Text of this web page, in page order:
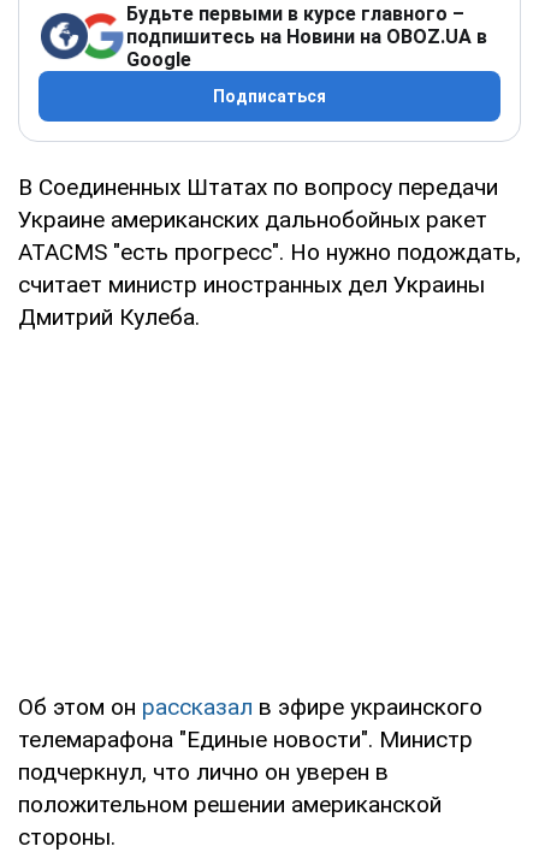
Будьте первыми в курсе главного –
подпишитесь на Новини на OBOZ.UA в
Google
Подписаться
В Соединенных Штатах по вопросу передачи
Украине американских дальнобойных ракет
ATACMS "есть прогресс". Но нужно подождать,
считает министр иностранных дел Украины
Дмитрий Кулеба.
Об этом он рассказал в эфире украинского
телемарафона "Единые новости". Министр
подчеркнул, что лично он уверен в
положительном решении американской
стороны.